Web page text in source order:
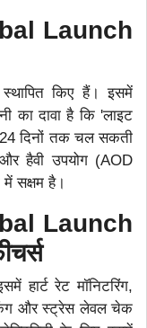
Launch
किए हैं। इसमें
का दावा है कि 'लाइट
24 दिनों तक चल सकती
हैवी उपयोग (AOD
सक्षम है।
Launch
हार्ट रेट मॉनिटरिंग,
और स्ट्रेस लेवल चेक